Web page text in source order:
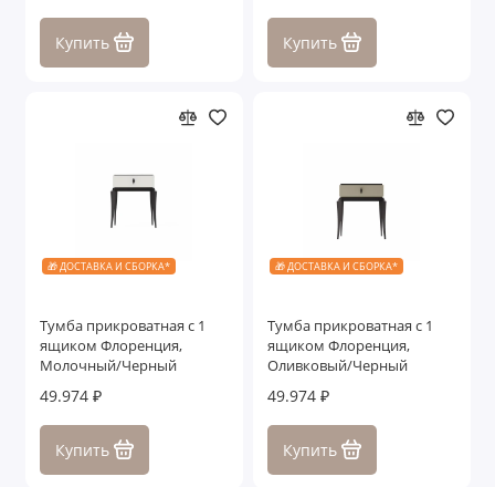
Купить Купить
🎁 ДОСТАВКА И СБОРКА*
Тумба прикроватная с 1
ящиком Флоренция,
Молочный/Черный
49.974 ₽
Купить
🎁 ДОСТАВКА И СБОРКА*
Тумба прикроватная с 1
ящиком Флоренция,
Оливковый/Черный
49.974 ₽
Купить